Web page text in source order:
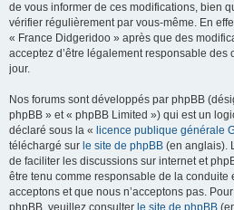
de vous informer de ces modifications, bien
vérifier régulièrement par vous-même. En
« France Didgeridoo » après que des
acceptez d’être légalement responsable des
jour.
Nos forums sont développés par phpBB
phpBB » et « phpBB Limited ») qui est un
déclaré sous la « licence publique générale
téléchargé sur le site de phpBB (en anglais).
de faciliter les discussions sur internet et
être tenu comme responsable de la conduite
acceptons et que nous n’acceptons pas.